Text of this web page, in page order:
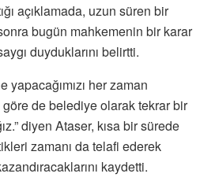
açıklamada, uzun süren bir
bugün mahkemenin bir karar
duyduklarını belirtti.
yapacağımızı her zaman
de belediye olarak tekrar bir
diyen Ataser, kısa bir sürede
zamanı da telafi ederek
kaydetti.